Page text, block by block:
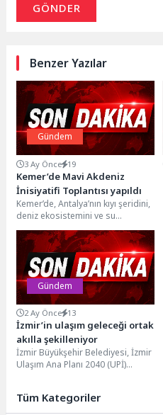
GÖNDER
Benzer Yazılar
Gündem
3 Ay Önce 19
Kemer’de Mavi Akdeniz
İnisiyatifi Toplantısı yapıldı
Kemer’de, Antalya’nın kıyı şeridini,
deniz ekosistemini ve su
kaynaklarını kirlilik riskinden
korumayı hedefleyen "Mavi
Akdeniz...
Gündem
2 Ay Önce 13
İzmir’in ulaşım geleceği ortak
akılla şekilleniyor
İzmir Büyükşehir Belediyesi, İzmir
Ulaşım Ana Planı 2040 (UPİ)
Tüm Kategoriler